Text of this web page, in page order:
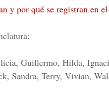
y por qué se registran en
Guillermo, Hilda,
Sandra, Terry, Vivian,